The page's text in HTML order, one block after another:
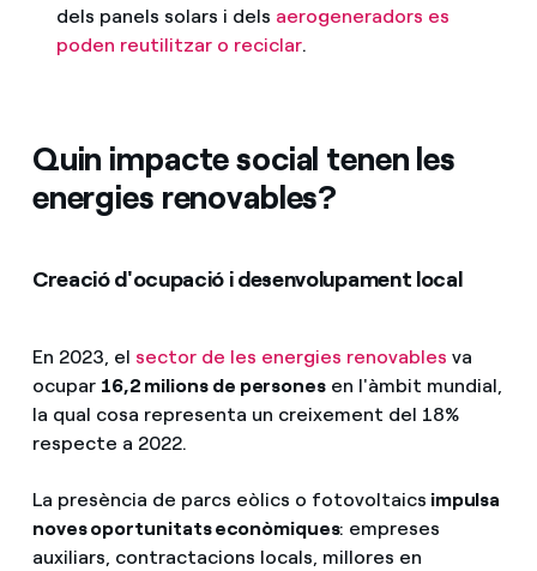
dels panels solars i dels aerogeneradors es
poden reutilitzar o reciclar.
Quin impacte social tenen les
energies renovables?
Creació d'ocupació i desenvolupament local
En 2023, el sector de les energies renovables va
ocupar 16,2 milions de personesen l'àmbit mundial,
la qual cosa representa un creixement del 18%
respecte a 2022.
La presència de parcs eòlics o fotovoltaics impulsa
noves oportunitats econòmiques: empreses
auxiliars, contractacions locals, millores en